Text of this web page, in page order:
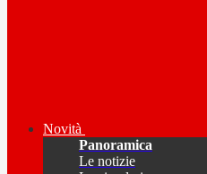
Novità
Panoramica
Le notizie